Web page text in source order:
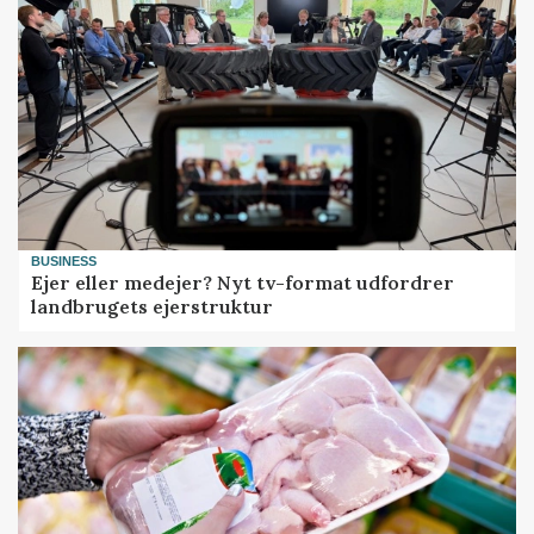
BUSINESS
Ejer eller medejer? Nyt tv-format udfordrer
landbrugets ejerstruktur